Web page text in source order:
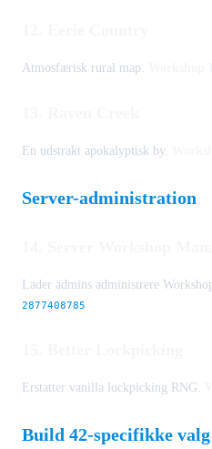
Atmosfærisk rural map.
En udstrakt apokalyptisk by.
Server-administration
Lader admins administrere
2877408785
Erstatter vanilla lockpicking RNG.
Build 42-specifikke valg